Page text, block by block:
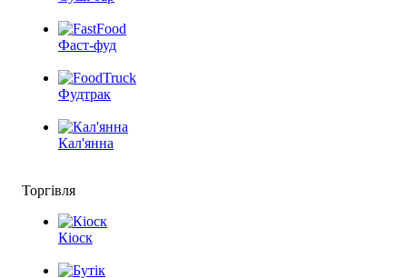
Фаст-фуд
Фудтрак
Кал'янна
Торгівля
Кіоск